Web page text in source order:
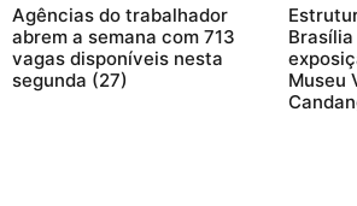
Agências do trabalhador
abrem a semana com 713
vagas disponíveis nesta
segunda (27)
Museu